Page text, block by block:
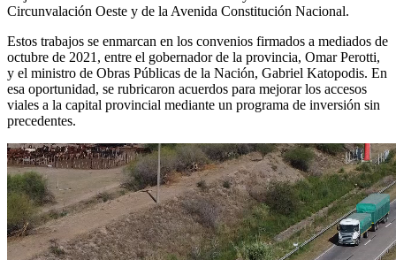
Circunvalación Oeste y de la Avenida Constitución Nacional.
Estos trabajos se enmarcan en los convenios firmados a mediados de
octubre de 2021, entre el gobernador de la provincia, Omar Perotti,
y el ministro de Obras Públicas de la Nación, Gabriel Katopodis. En
esa oportunidad, se rubricaron acuerdos para mejorar los accesos
viales a la capital provincial mediante un programa de inversión sin
precedentes.